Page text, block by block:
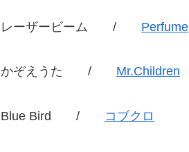
レーザービーム / Perfume
かぞえうた / Mr.Children
Blue Bird / コブクロ